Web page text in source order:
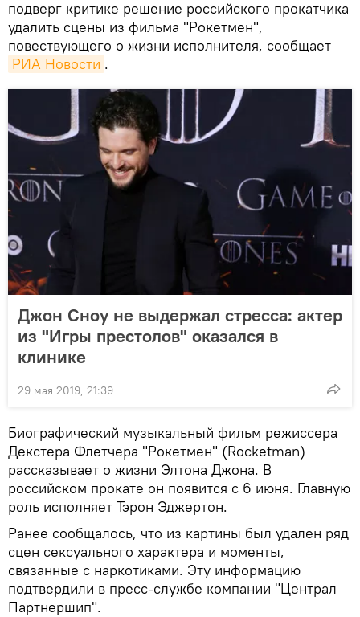
подверг критике решение российского прокатчика
удалить сцены из фильма "Рокетмен",
повествующего о жизни исполнителя, сообщает
РИА Новости .
Джон Сноу не выдержал стресса: актер
из "Игры престолов" оказался в
клинике
29 мая 2019, 21:39
Биографический музыкальный фильм режиссера
Декстера Флетчера "Рокетмен" (Rocketman)
рассказывает о жизни Элтона Джона. В
российском прокате он появится с 6 июня. Главную
роль исполняет Тэрон Эджертон.
Ранее сообщалось, что из картины был удален ряд
сцен сексуального характера и моменты,
связанные с наркотиками. Эту информацию
подтвердили в пресс-службе компании "Централ
Партнершип".